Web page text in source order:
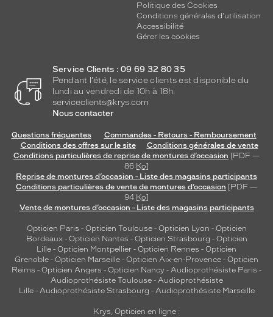
Politique des Cookies
Conditions générales d'utilisation
Accessibilité
Gérer les cookies
Service Clients : 09 69 32 80 35
Pendant l'été, le service clients est disponible du
lundi au vendredi de 10h à 18h.
serviceclients@krys.com
Nous contacter
Questions fréquentes
Commandes - Retours - Remboursement
Conditions des offres sur le site
Conditions générales de vente
Conditions particulières de reprise de montures d’occasion [PDF —
86 Ko]
Reprise de montures d’occasion - Liste des magasins participants
Conditions particulières de vente de montures d’occasion [PDF —
94 Ko]
Vente de montures d’occasion - Liste des magasins participants
Opticien Paris - Opticien Toulouse- Opticien Lyon - Opticien
Bordeaux- Opticien Nantes - Opticien Strasbourg - Opticien
Lille - Opticien Montpellier - Opticien Rennes - Opticien
Grenoble - Opticien Marseille - Opticien Aix-en-Provence - Opticien
Reims - Opticien Angers - Opticien Nancy - Audioprothésiste Paris -
Audioprothésiste Toulouse- Audioprothésiste
Lille- Audioprothésiste Strasbourg - Audioprothésiste Marseille
Krys, Opticien en ligne :